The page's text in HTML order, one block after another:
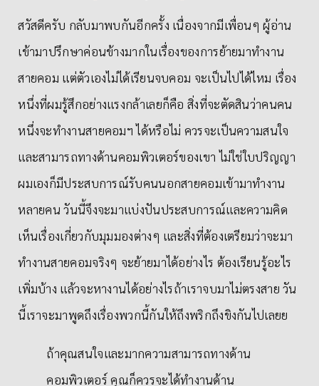
สวัสดีครับ กลับมาพบกันอีกครั้ง เนื่องจากมีเพื่อนๆ ผู้อ่าน
เข้ามาปรึกษาค่อนข้างมากในเรื่องของการย้ายมาทำงาน
สายคอม แต่ตัวเองไม่ได้เรียนจบคอม จะเป็นไปได้ไหม เรื่อง
หนึ่งที่ผมรู้สึกอย่างแรงกล้าเลยก็คือ สิ่งที่จะตัดสินว่าคนคน
หนึ่งจะทำงานสายคอมฯ ได้หรือไม่ ควรจะเป็นความสนใจ
และสามารถทางด้านคอมพิวเตอร์ของเขา ไม่ใช่ใบปริญญา
ผมเองก็มีประสบการณ์รับคนนอกสายคอมเข้ามาทำงาน
หลายคน วันนี้จึงจะมาแบ่งปันประสบการณ์และความคิด
เห็นเรื่องเกี่ยวกับมุมมองต่างๆ และสิ่งที่ต้องเตรียมว่าจะมา
ทำงานสายคอมจริงๆ จะย้ายมาได้อย่างไร ต้องเรียนรู้อะไร
เพิ่มบ้าง แล้วจะหางานได้อย่างไรถ้าเราจบมาไม่ตรงสาย วัน
นี้เราจะมาพูดถึงเรื่องพวกนี้กันให้ถึงพริกถึงขิงกันไปเลยย
ถ้าคุณสนใจและมากความสามารถทางด้าน
คอมพิวเตอร์ คุณก็ควรจะได้ทำงานด้าน